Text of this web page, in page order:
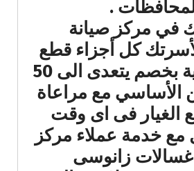
.
في مركز صيانة
كل أجزاء قطع
الغيار الاصلية بخصم يتعدى الى 50
الأساسي مع مراعاة
الغيار فى اى وقت
خدمة عملاء مركز
غسالات زانوسى